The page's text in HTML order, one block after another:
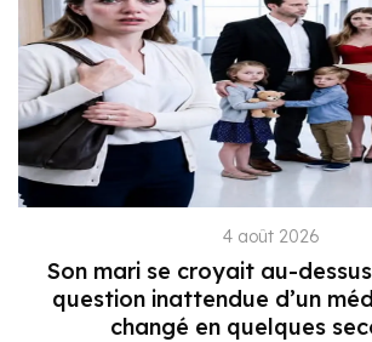
4 août 2026
Son mari se croyait au-
question inattendue d’un
changé en quelques